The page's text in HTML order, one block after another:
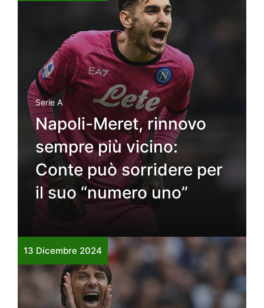
Serie A
Napoli-Meret, rinnovo
sempre più vicino:
Conte può sorridere per
il suo “numero uno”
13 Dicembre 2024